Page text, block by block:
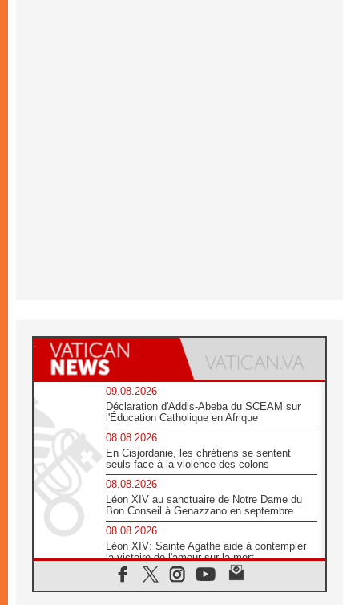
09.08.2026
Déclaration d'Addis-Abeba du SCEAM sur
l'Éducation Catholique en Afrique
08.08.2026
En Cisjordanie, les chrétiens se sentent
seuls face à la violence des colons
08.08.2026
Léon XIV au sanctuaire de Notre Dame du
Bon Conseil à Genazzano en septembre
08.08.2026
Léon XIV: Sainte Agathe aide à contempler
la victoire de l'amour sur la mort
08.08.2026
«Relancer l'empathie», le projet Triennal d'art